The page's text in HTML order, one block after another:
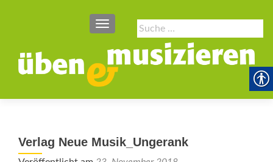
Suche
nach:
SCHALTE NAVIGATION
Verlag Neue Musik_Ungerank